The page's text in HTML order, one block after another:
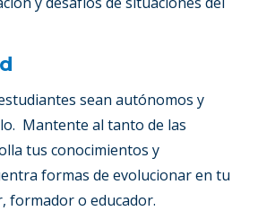
sean autónomos y
Mantente al tanto de las
tus conocimientos y
formas de evolucionar en tu
formador o educador.